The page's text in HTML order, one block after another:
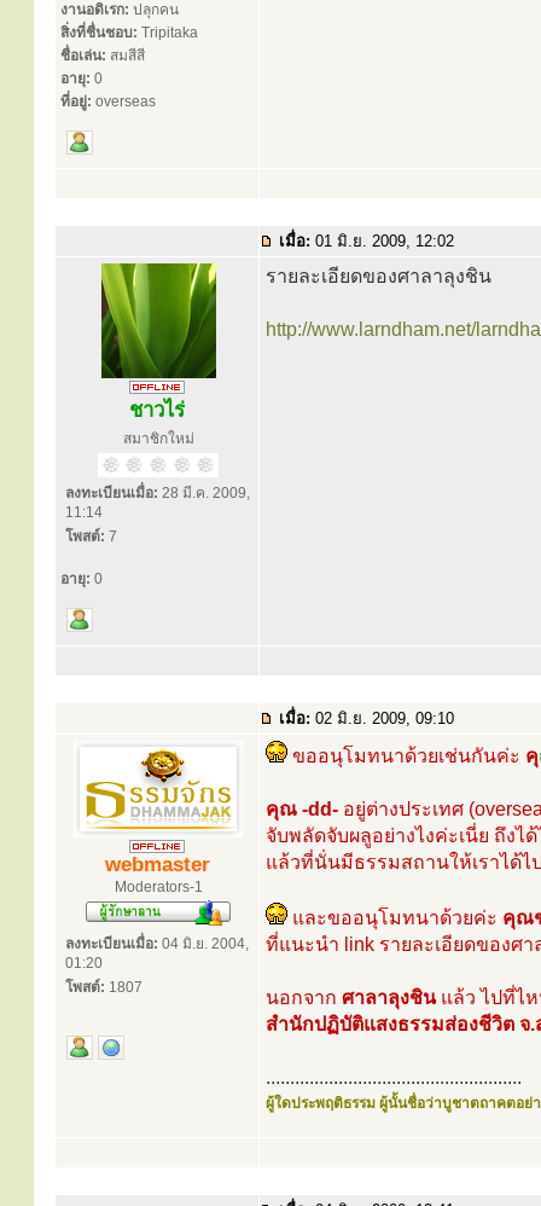
งานอดิเรก: ปลุกคน
สิ่งที่ชื่นชอบ: Tripitaka
ชื่อเล่น: สมสีสี
อายุ: 0
ที่อยู่: overseas
เมื่อ: 01 มิ.ย. 2009, 12:02
ชาวไร่
สมาชิกใหม่
ลงทะเบียนเมื่อ: 28 มี.ค. 2009,
11:14
โพสต์: 7
อายุ: 0
รายละเอียดของศาลาลุงชิน
http://www.larndham.net/
เมื่อ: 02 มิ.ย. 2009, 09:10
webmaster
Moderators-1
ลงทะเบียนเมื่อ: 04 มิ.ย. 2004,
01:20
โพสต์: 1807
ขออนุโมทนาด้วยเช่นกันค่ะ
คุณ -dd- อยู่ต่างประเทศ
จับพลัดจับผลูอย่างไงค่ะเนี่ย ถึงไ
แล้วที่นั่นมีธรรมสถานให้เราได้ไ
และขออนุโมทนาด้วยค่ะ คุณ
ที่แนะนำ link รายละเอียดของศ
นอกจาก ศาลาลุงชินแล้ว ไปที่ไ
สำนักปฏิบัติแสงธรรมส่องชีวิต จ.
.....................................................
ผู้ใดประพฤติธรรม ผู้นั้นชื่อว่าบูชาตถาคตอย่า